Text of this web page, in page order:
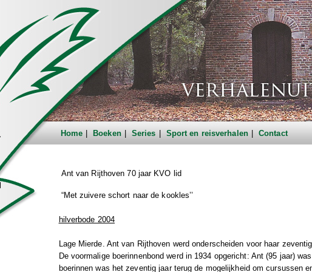
Home Boeken Series Sport en reisverhalen Contact
Ant van Rijthoven 70 jaar KVO lid
“Met zuivere schort naar de kookles’’
hilverbode 2004
Lage Mierde. Ant van Rijthoven werd onderscheiden voor haar
De voormalige boerinnenbond werd in 1934 opgericht: Ant (95 jaar)
boerinnen was het zeventig jaar terug de mogelijkheid om cursussen